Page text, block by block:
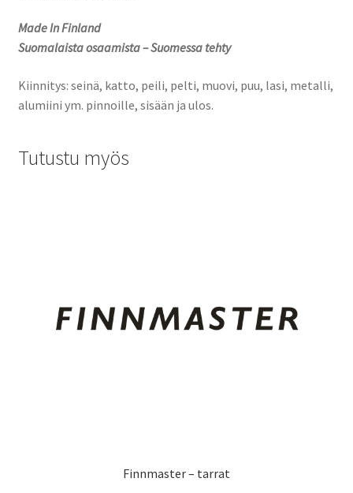
Made In Finland
Suomalaista osaamista – Suomessa tehty
Kiinnitys: seinä, katto, peili, pelti, muovi, puu, lasi, metalli,
alumiini ym. pinnoille, sisään ja ulos.
Tutustu myös
Finnmaster – tarrat